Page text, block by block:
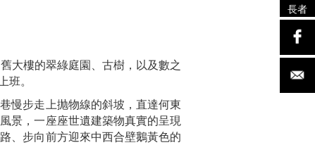
長者
大樓的翠綠庭園、古樹，以及數之
。
慢步走上抛物線的斜坡，直達何東
景，一座座世遺建築物真實的呈現
、步向前方迎來中西合壁鵝黃色的